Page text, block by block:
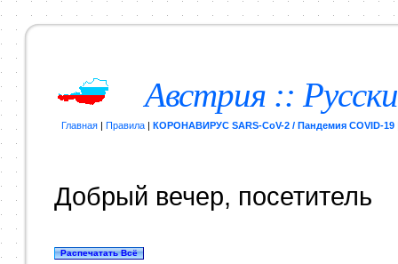
Австрия ::
Главная| Правила| КОРОНАВИРУС SARS-CoV-2 / Пандемия COVID-19
Добрый вечер, посетитель